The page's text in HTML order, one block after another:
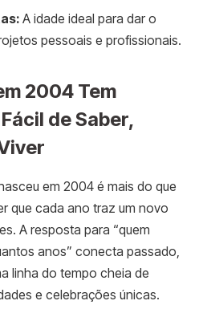
A idade ideal para dar o
pessoais e profissionais.
2004 Tem
de Saber,
em 2004 é mais do que
que cada ano traz um novo
A resposta para “quem
anos” conecta passado,
linha do tempo cheia de
e celebrações únicas.